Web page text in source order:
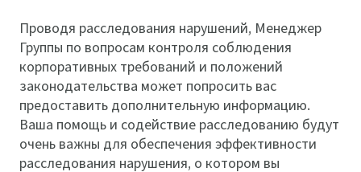
Проводя расследования нарушений, Менеджер
Группы по вопросам контроля соблюдения
корпоративных требований и положений
законодательства может попросить вас
предоставить дополнительную информацию.
Ваша помощь и содействие расследованию будут
очень важны для обеспечения эффективности
расследования нарушения, о котором вы